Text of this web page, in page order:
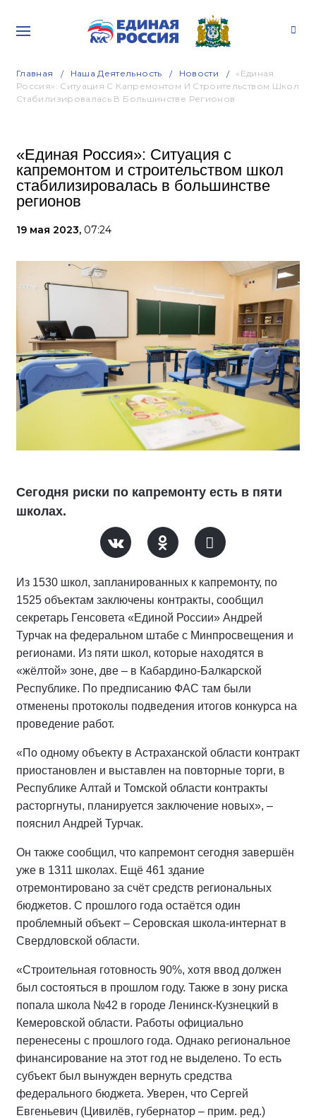
Главная Наша Деятельность Новости
«Единая
Россия»: Ситуация С Капремонтом И Строительством Школ
Стабилизировалась В Большинстве Регионов
«Единая Россия»: Ситуация с
капремонтом и строительством школ
стабилизировалась в большинстве
регионов
19 мая 2023, 07:24
Сегодня риски по капремонту есть в пяти
школах.
Из 1530 школ, запланированных к капремонту, по
1525 объектам заключены контракты, сообщил
секретарь Генсовета «Единой России» Андрей
Турчак на федеральном штабе с Минпросвещения и
регионами. Из пяти школ, которые находятся в
«жёлтой» зоне, две – в Кабардино-Балкарской
Республике. По предписанию ФАС там были
отменены протоколы подведения итогов конкурса на
проведение работ.
«По одному объекту в Астраханской области контракт
приостановлен и выставлен на повторные торги, в
Республике Алтай и Томской области контракты
расторгнуты, планируется заключение новых», –
пояснил Андрей Турчак.
Он также сообщил, что капремонт сегодня завершён
уже в 1311 школах. Ещё 461 здание
отремонтировано за счёт средств региональных
бюджетов. С прошлого года остаётся один
проблемный объект – Серовская школа-интернат в
Свердловской области.
«Строительная готовность 90%, хотя ввод должен
был состояться в прошлом году. Также в зону риска
попала школа №42 в городе Ленинск-Кузнецкий в
Кемеровской области. Работы официально
перенесены с прошлого года. Однако региональное
финансирование на этот год не выделено. То есть
субъект был вынужден вернуть средства
федерального бюджета. Уверен, что Сергей
Евгеньевич (Цивилёв, губернатор – прим. ред.)